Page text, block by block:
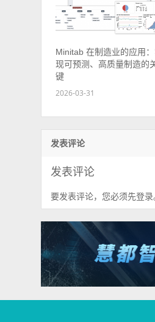
Minitab 在制造业的应用
现可预测、高质量制造的
键
2026-03-31
发表评论
发表评论
要发表评论，您必须先登录